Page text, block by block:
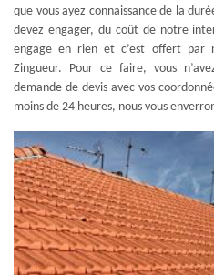
que vous ayez connaissance de la
devez engager, du coût de notre
engage en rien et c’est offert par
Zingueur. Pour ce faire, vous
demande de devis avec vos
moins de 24 heures, nous vous